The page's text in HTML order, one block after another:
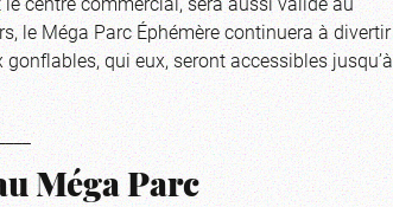
le Méga Parc Éphémère continuera à divertir
qui eux, seront accessibles jusqu’à
Méga Parc